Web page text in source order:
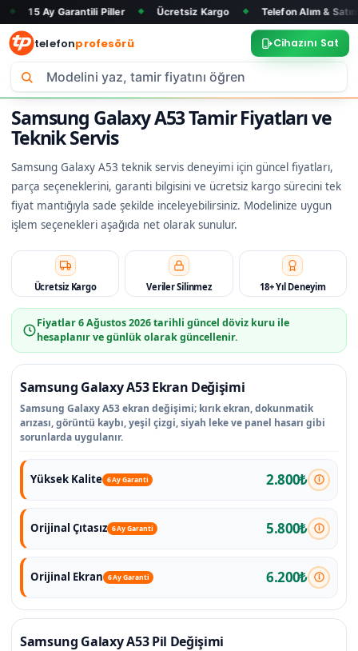
Piller ◆ Ücretsiz Kargo ◆ Telefon Alım & Satım ◆ Tüm
telefonprofesörü Cihazını Sat
Samsung Galaxy A53 Tamir Fiyatları ve
Teknik Servis
Samsung Galaxy A53 teknik servis deneyimi için güncel fiyatları,
parça seçeneklerini, garanti bilgisini ve ücretsiz kargo sürecini tek
fiyat mantığıyla sade şekilde inceleyebilirsiniz. Modelinize uygun
işlem seçenekleri aşağıda net olarak sunulur.
Ücretsiz Kargo Veriler Silinmez 18+ Yıl Deneyim
Fiyatlar6 Ağustos 2026tarihli güncel döviz kuru ile
hesaplanır ve günlük olarak güncellenir.
Samsung Galaxy A53 Ekran Değişimi
Samsung Galaxy A53 ekran değişimi; kırık ekran, dokunmatik
arızası, görüntü kaybı, yeşil çizgi, siyah leke ve panel hasarı gibi
sorunlarda uygulanır.
Yüksek Kalite 6 Ay Garanti 2.800₺
Orijinal Çıtasız 6 Ay Garanti 5.800₺
Orijinal Ekran 6 Ay Garanti 6.200₺
Samsung Galaxy A53 Pil Değişimi